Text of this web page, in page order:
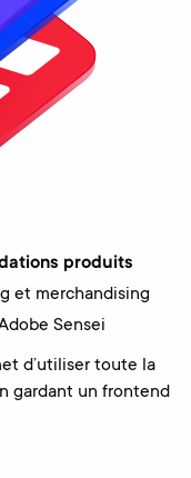
produits
et merchandis­ing
Sensei
d’utiliser toute la
gardant un frontend